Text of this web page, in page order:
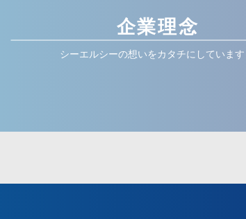
企業理念
シーエルシーの想いをカタチにしています